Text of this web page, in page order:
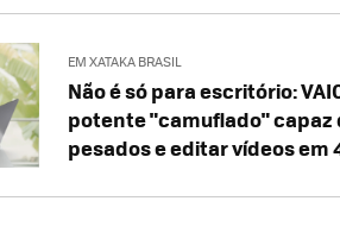
EM XATAKA BRASIL
Não é só para escritório:
potente "camuflado" capaz
pesados e editar vídeos em